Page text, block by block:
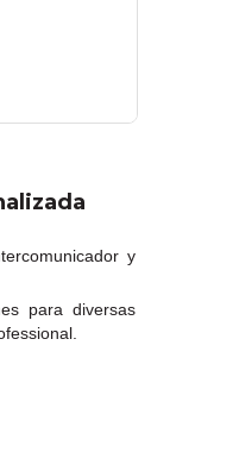
y
para diversas